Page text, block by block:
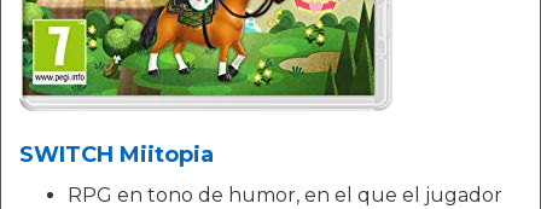
SWITCH Miitopia
RPG en tono de humor, en el que el jugador